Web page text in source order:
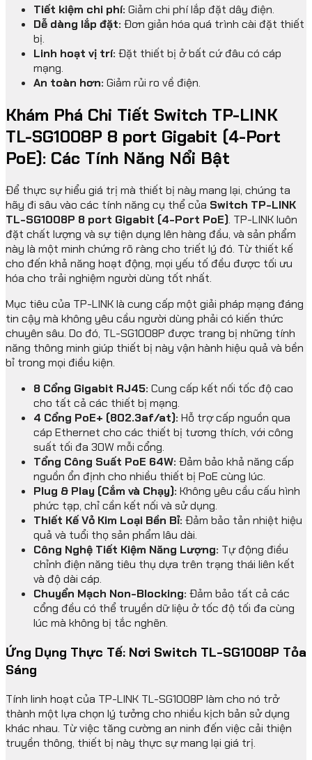
Tiết kiệm chi phí: Giảm chi phí lắp đặt dây điện.
Dễ dàng lắp đặt: Đơn giản hóa quá trình cài đặt thiết
bị.
Linh hoạt vị trí: Đặt thiết bị ở bất cứ đâu có cáp
mạng.
An toàn hơn: Giảm rủi ro về điện.
Khám Phá Chi Tiết Switch TP-LINK
TL-SG1008P 8 port Gigabit (4-Port
PoE): Các Tính Năng Nổi Bật
Để thực sự hiểu giá trị mà thiết bị này mang lại, chúng ta
hãy đi sâu vào các tính năng cụ thể của Switch TP-LINK
TL-SG1008P 8 port Gigabit (4-Port PoE). TP-LINK luôn
đặt chất lượng và sự tiện dụng lên hàng đầu, và sản phẩm
này là một minh chứng rõ ràng cho triết lý đó. Từ thiết kế
cho đến khả năng hoạt động, mọi yếu tố đều được tối ưu
hóa cho trải nghiệm người dùng tốt nhất.
Mục tiêu của TP-LINK là cung cấp một giải pháp mạng đáng
tin cậy mà không yêu cầu người dùng phải có kiến thức
chuyên sâu. Do đó, TL-SG1008P được trang bị những tính
năng thông minh giúp thiết bị này vận hành hiệu quả và bền
bỉ trong mọi điều kiện.
8 Cổng Gigabit RJ45: Cung cấp kết nối tốc độ cao
cho tất cả các thiết bị mạng.
4 Cổng PoE+ (802.3af/at): Hỗ trợ cấp nguồn qua
cáp Ethernet cho các thiết bị tương thích, với công
suất tối đa 30W mỗi cổng.
Tổng Công Suất PoE 64W: Đảm bảo khả năng cấp
nguồn ổn định cho nhiều thiết bị PoE cùng lúc.
Plug & Play (Cắm và Chạy): Không yêu cầu cấu hình
phức tạp, chỉ cần kết nối và sử dụng.
Thiết Kế Vỏ Kim Loại Bền Bỉ: Đảm bảo tản nhiệt hiệu
quả và tuổi thọ sản phẩm lâu dài.
Công Nghệ Tiết Kiệm Năng Lượng: Tự động điều
chỉnh điện năng tiêu thụ dựa trên trạng thái liên kết
và độ dài cáp.
Chuyển Mạch Non-Blocking: Đảm bảo tất cả các
cổng đều có thể truyền dữ liệu ở tốc độ tối đa cùng
lúc mà không bị tắc nghẽn.
Ứng Dụng Thực Tế: Nơi Switch TL-SG1008P Tỏa
Sáng
Tính linh hoạt của TP-LINK TL-SG1008P làm cho nó trở
thành một lựa chọn lý tưởng cho nhiều kịch bản sử dụng
khác nhau. Từ việc tăng cường an ninh đến việc cải thiện
truyền thông, thiết bị này thực sự mang lại giá trị.